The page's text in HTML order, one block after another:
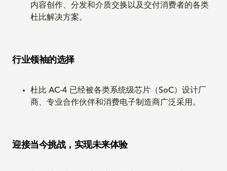
内容创作、分发和介质交换以及交付消费者的各类
杜比解决方案。
行业领袖的选择
杜比 AC-4 已经被各类系统级芯片（SoC）设计厂
商、专业合作伙伴和消费电子制造商广泛采用。
迎接当今挑战，实现未来体验